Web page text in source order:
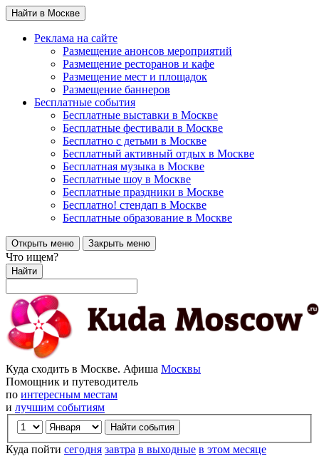
Найти в Москве
Реклама на сайте
Размещение анонсов мероприятий
Размещение ресторанов и кафе
Размещение мест и площадок
Размещение баннеров
Бесплатные события
Бесплатные выставки в Москве
Бесплатные фестивали в Москве
Бесплатно с детьми в Москве
Бесплатный активный отдых в Москве
Бесплатная музыка в Москве
Бесплатные шоу в Москве
Бесплатные праздники в Москве
Бесплатно! стендап в Москве
Бесплатные образование в Москве
Открыть меню Закрыть меню
Что ищем?
Найти
Куда сходить в Москве. Афиша Москвы
Помощник и путеводитель
по интересным местам
и лучшим событиям
Куда пойти сегодня завтра в выходные в этом месяце